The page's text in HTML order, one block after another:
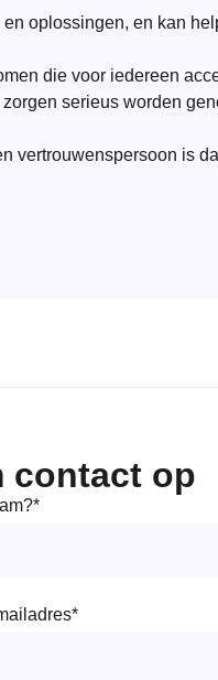
oplossingen, en kan
die voor iedereen
serieus worden
vertrouwenspersoon is
contact op